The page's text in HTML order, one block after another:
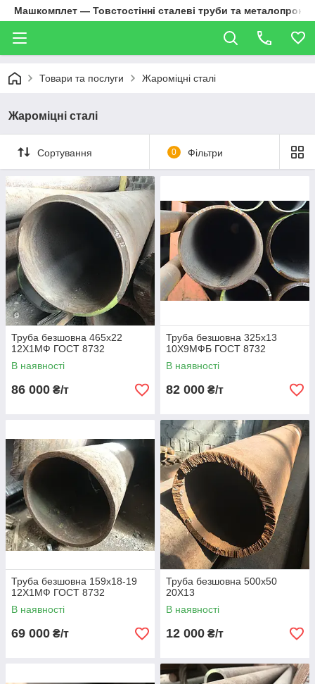
Машкомплет — Товстостінні сталеві труби та металопрокат
Товари та послуги Жароміцні сталі
Жароміцні сталі
Сортування 0 Фільтри
Труба безшовна 465х22
12Х1МФ ГОСТ 8732
В наявності
86 000 ₴/т
Труба безшовна 325х13
10Х9МФБ ГОСТ 8732
В наявності
82 000 ₴/т
Труба безшовна 159х18-19
12Х1МФ ГОСТ 8732
В наявності
69 000 ₴/т
Труба безшовна 500х50
20Х13
В наявності
12 000 ₴/т